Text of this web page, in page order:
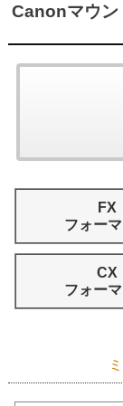
Canonマウン
FX
フォー
CX
フォー